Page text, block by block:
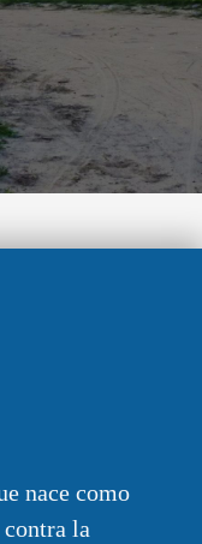
nace como
contra la